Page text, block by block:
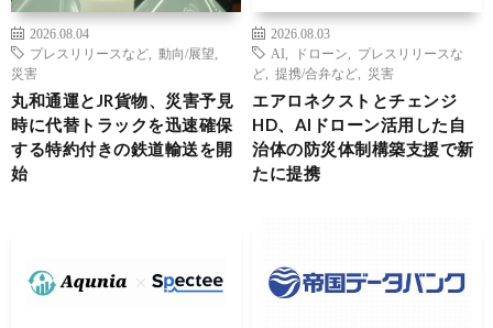
2026.08.04
プレスリリースなど
動向/展望
災害
丸和通運とJR貨物、災害予見
時に代替トラックを迅速確保
する特約付きの鉄道輸送を開
始
2026.08.03
AI
ドローン
プレスリリースな
ど
提携/合弁など 災害
エアロネクストとチェンジ
HD、AIドローン活用した自
治体の防災体制構築支援で新
たに提携